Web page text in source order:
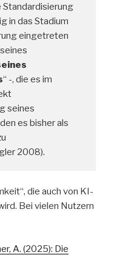
Standardisierung
in das Stadium
eingetreten
seines
“ -, die es im
seines
es bisher als
2008).
die auch von KI-
Bei vielen Nutzern
A. (2025): Die